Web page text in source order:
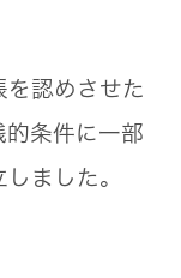
を認めさせた
的条件に一部
ました。